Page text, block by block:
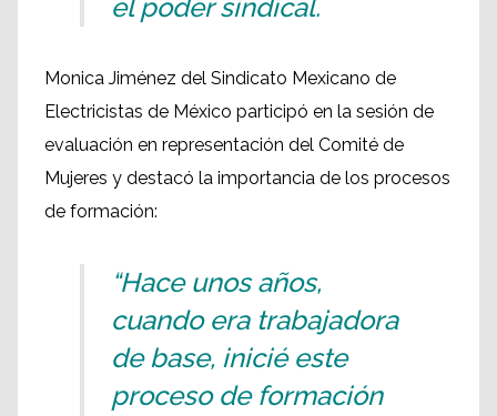
el poder sindical.
Monica Jiménez del Sindicato Mexicano de
Electricistas de México participó en la sesión de
evaluación en representación del Comité de
Mujeres y destacó la importancia de los procesos
de formación:
“Hace unos años,
cuando era trabajadora
de base, inicié este
proceso de formación